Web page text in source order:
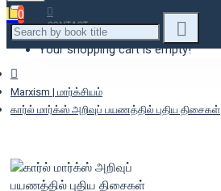
CONTACT
0
Your shopping cart is empty!
Marxism | மார்க்சியம்
கார்ல் மார்க்ஸ் அறிவுப் பயணத்தில் புதிய திசைகள்